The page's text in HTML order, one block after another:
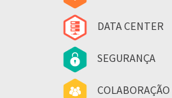
DATA CENTER
SEGURANÇA
COLABORAÇÃO